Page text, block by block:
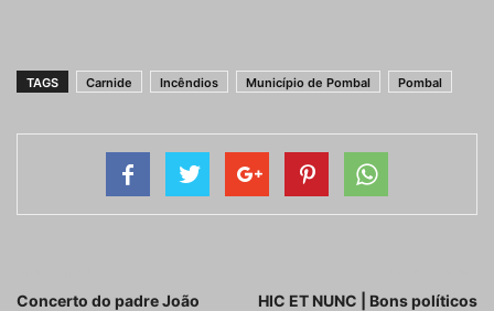
TAGS Carnide Incêndios Município de Pombal Pombal
Concerto do padre João
HIC ET NUNC | Bons políticos